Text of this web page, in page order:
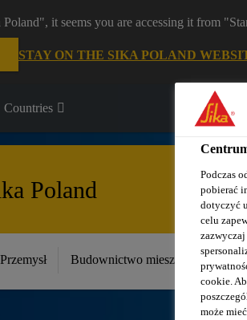
Poland", it seems you are accessing it from
STAY ON THE SIKA POLAND
Countries
Poland
Przemysł Budownictwo mieszkaniowe
Podczas
pobierać
dotyczyć
celu
cookie.
może